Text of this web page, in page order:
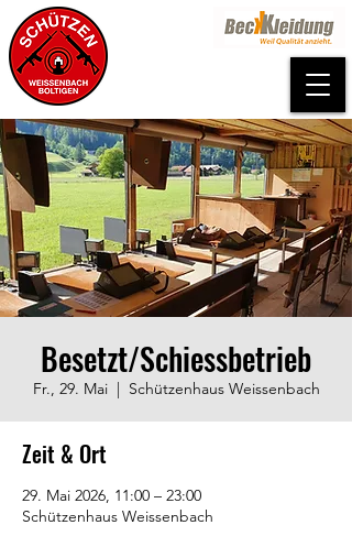
Besetzt/Schiessbetrieb
Fr., 29. Mai
  |
Schützenhaus Weissenbach
Zeit & Ort
29. Mai 2026, 11:00 – 23:00
Schützenhaus Weissenbach